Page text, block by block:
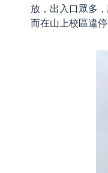
放，出入口眾多
而在山上校區違停